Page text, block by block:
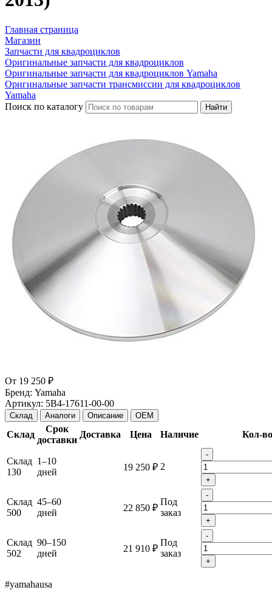
Главная страница
Магазин
Запчасти для квадроциклов
Оригинальные запчасти для квадроциклов
Оригинальные запчасти для квадроциклов Yamaha
Оригинальные запчасти трансмиссии для квадроциклов
Yamaha
Поиск по каталогу
Найти
От 19 250 ₽
Бренд: Yamaha
Артикул: 5B4-17611-00-00
Склад Аналоги Описание OEM
Склад
Срок
доставки
Доставка Цена Наличие Кол-во
Склад
130
1–10
дней
19 250 ₽ 2
-
+
Склад
500
45–60
дней
22 850 ₽
Под
заказ
-
+
Склад
502
90–150
дней
21 910 ₽
Под
заказ
-
+
#yamahausa